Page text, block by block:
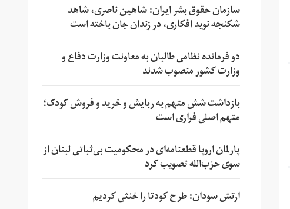
سازمان حقوق بشر ایران: شاهین ناصری، شاهد
شکنجه نوید افکاری، در زندان جان باخته است
دو فرمانده نظامی طالبان به معاونت وزارت دفاع و
وزارت کشور منصوب شدند
بازداشت شش متهم به ربایش و خرید و فروش کودک؛
متهم اصلی فراری است
پارلمان اروپا قطعنامه‌ای در محکومیت بی‌ثباتی لبنان از
سوی حزب‌الله تصویب کرد
ارتش سودان: طرح کودتا را خنثی کردیم